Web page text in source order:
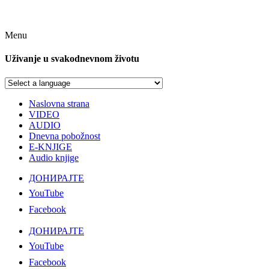
Menu
Uživanje u svakodnevnom životu
Naslovna strana
VIDEO
AUDIO
Dnevna pobožnost
E-KNJIGE
Audio knjige
ДОНИРАЈТЕ
YouTube
Facebook
ДОНИРАЈТЕ
YouTube
Facebook